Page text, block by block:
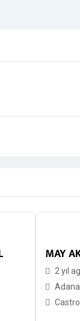
MAY
2 yıl
Adana
Castrol